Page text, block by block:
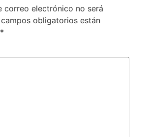
correo electrónico no será
obligatorios están
*